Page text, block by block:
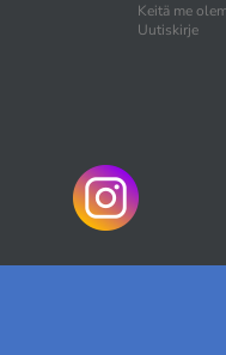
Keitä me
Uutiskirje